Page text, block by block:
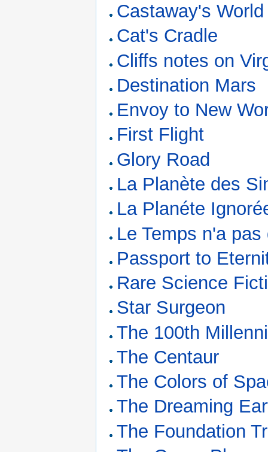
Castaway's World
Cat's Cradle
Cliffs notes on
Destination Mars
Envoy to New
First Flight
Glory Road
La Planète des
La Planéte
Le Temps n'a pas
Passport to
Rare Science
Star Surgeon
The 100th
The Centaur
The Colors of
The Dreaming
The Foundation